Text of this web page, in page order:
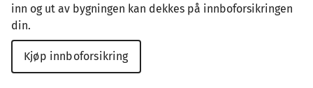
inn og ut av bygningen kan dekkes på innboforsikringen
din.
Kjøp innboforsikring